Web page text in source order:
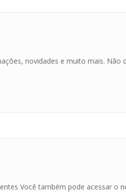
novidades e muito mais. Não
Você também pode acessar o